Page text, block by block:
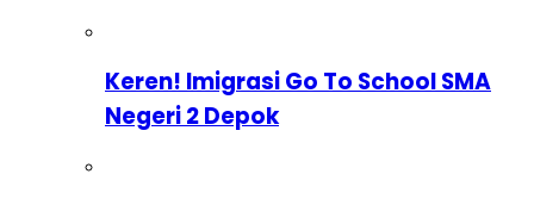
Keren! Imigrasi Go To School SMA
Negeri 2 Depok